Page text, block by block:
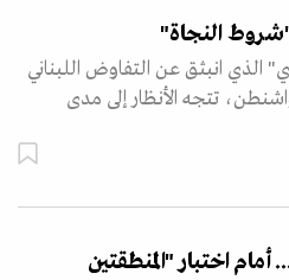
النجاة"
الذي انبثق عن التفاوض اللبناني
تتجه الأنظار إلى مدى
أمام اختبار "المنطقتين